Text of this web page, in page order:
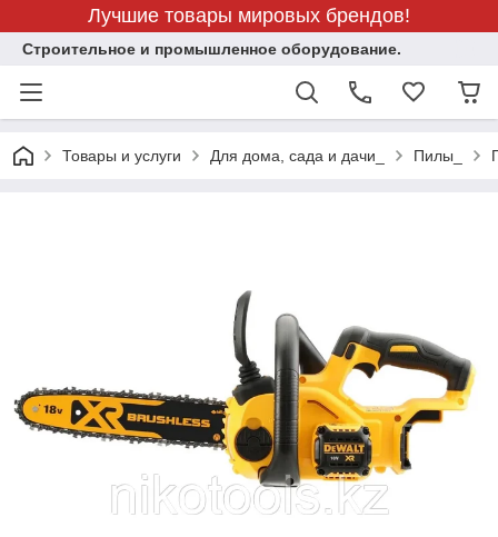
Лучшие товары мировых брендов!
Строительное и промышленное оборудование.
Товары и услуги Для дома, сада и дачи_ Пилы_